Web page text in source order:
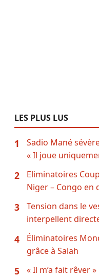
LES PLUS LUS
1
Sadio Mané
« Il joue
2
Eliminatoires
Niger – Congo en
3
Tension dans le
interpellent
4
Éliminatoires
grâce à Salah
5
« Il m’a fait rêver